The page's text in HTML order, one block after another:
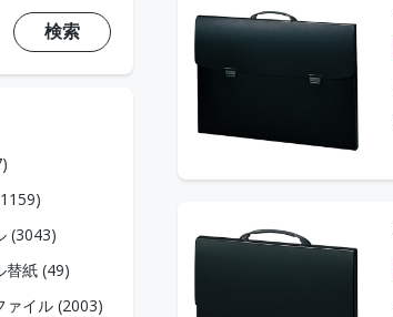
検索
(3043)
替紙 (49)
ァイル (2003)